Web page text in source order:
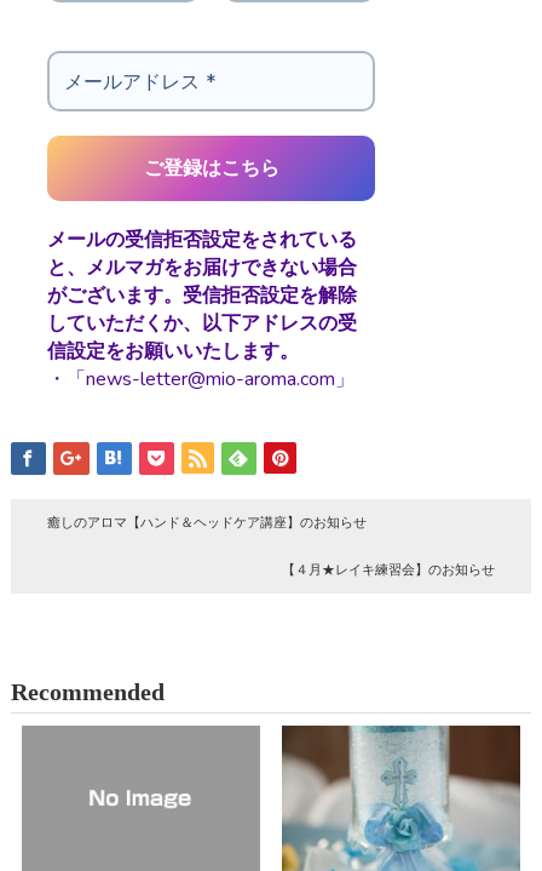
メールの受信拒否設定をされている
と、メルマガをお届けできない場合
がございます。受信拒否設定を解除
していただくか、以下アドレスの受
信設定をお願いいたします。
・「news-letter@mio-aroma.com」
癒しのアロマ【ハンド＆ヘッドケア講座】のお知らせ
【４月★レイキ練習会】のお知らせ
Recommended